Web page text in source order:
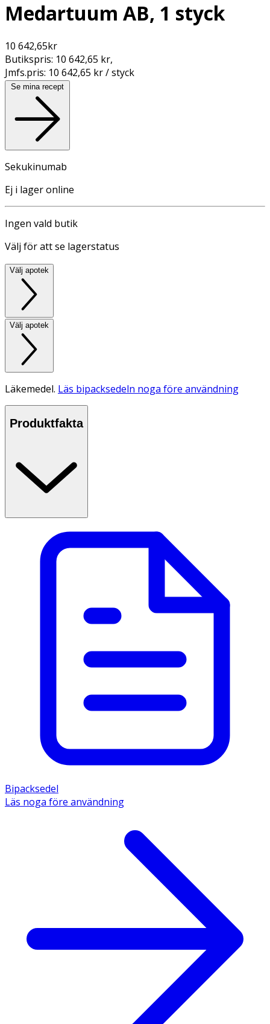
Medartuum AB, 1 styck
10 642,65kr
Butikspris: 10 642,65 kr,
Jmfs.pris: 10 642,65 kr / styck
Se mina recept
Sekukinumab
Ej i lager online
Ingen vald butik
Välj för att se lagerstatus
Välj apotek
Välj apotek
Läkemedel. Läs bipacksedeln noga före användning
Produktfakta
Bipacksedel
Läs noga före användning